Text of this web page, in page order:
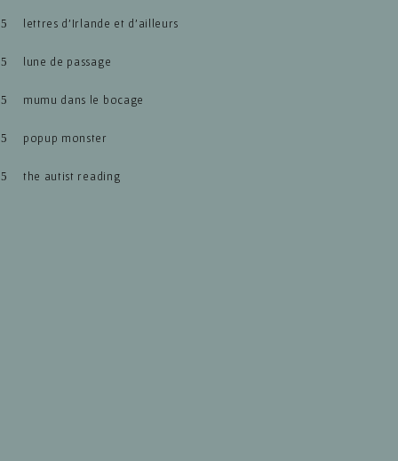
lettres d’Irlande et d’ailleurs
lune de passage
mumu dans le bocage
popup monster
the autist reading